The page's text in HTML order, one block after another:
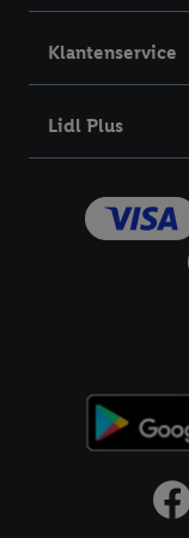
Klantenservice
Lidl Plus